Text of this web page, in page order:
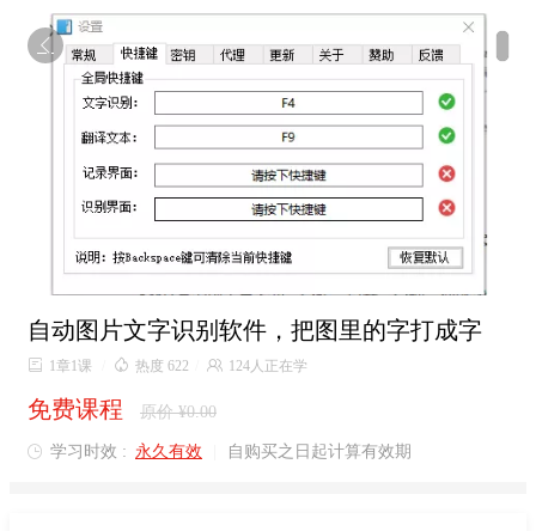

自动图片文字识别软件，把图里的字打成字
 1章1课  热度 622  124人正在学
免费课程 原价 ¥0.00
 学习时效 : 永久有效 自购买之日起计算有效期